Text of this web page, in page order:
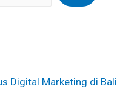
Digital Marketing di Bali